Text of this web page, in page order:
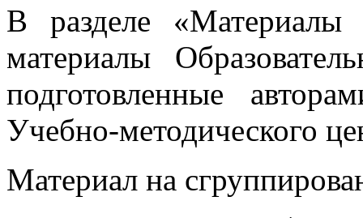
В разделе «Материалы
материалы
подготовленные
Учебно-методического
Материал на